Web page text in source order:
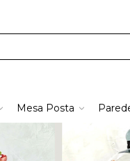
Mesa Posta